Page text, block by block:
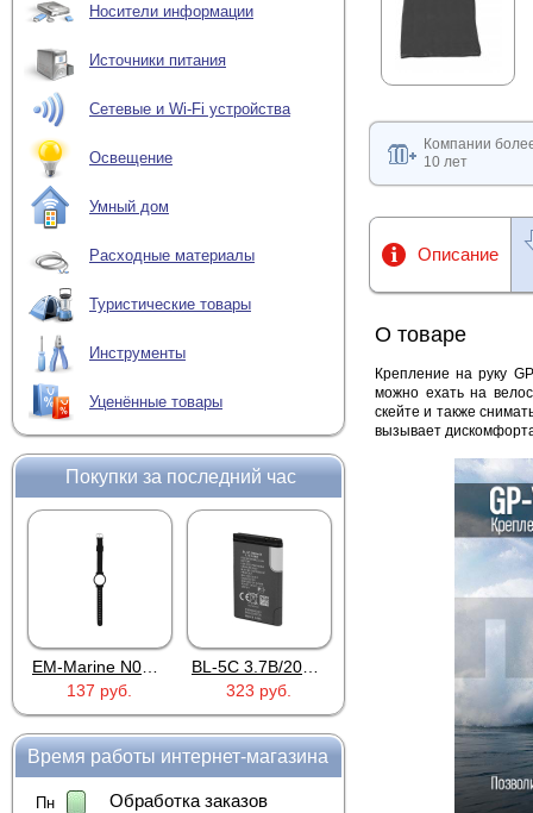
Носители информации
Источники питания
Сетевые и Wi-Fi устройства
Освещение
Умный дом
Расходные материалы
Туристические товары
Инструменты
Уценённые товары
Покупки за последний час
137 руб.
323 руб.
6 137 руб.
Время работы интернет-магазина
Пн
Обработка заказов
Компании
10 лет
Описание
О товаре
Крепление на руку
можно ехать на
скейте и также
вызывает